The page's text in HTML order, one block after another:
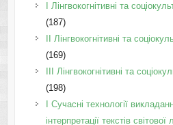
I Лінгвокогнітивні та
(187)
IІ Лінгвокогнітивні та
(169)
IІI Лінгвокогнітивні та
(198)
I Cучасні технології
інтерпретації текстів світової